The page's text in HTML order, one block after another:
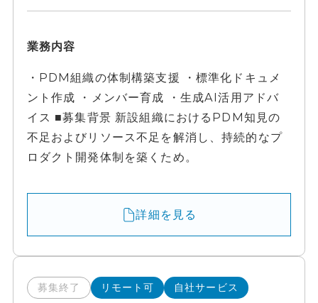
業務内容
・PDM組織の体制構築支援 ・標準化ドキュメ
ント作成 ・メンバー育成 ・生成AI活用アドバ
イス ■募集背景 新設組織におけるPDM知見の
不足およびリソース不足を解消し、持続的なプ
ロダクト開発体制を築くため。
詳細を見る
募集終了 リモート可 自社サービス